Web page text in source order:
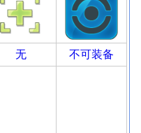
无
不可装备